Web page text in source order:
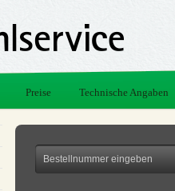
Preise Technische Angaben